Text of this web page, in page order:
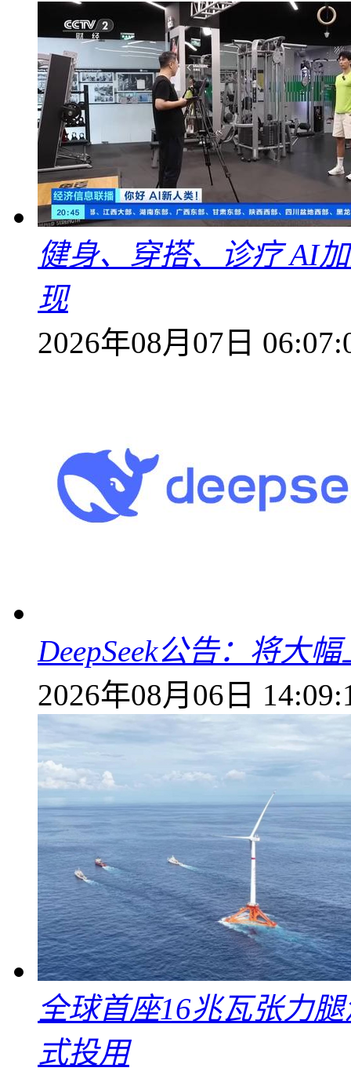
健身、穿搭、诊疗 AI
现
2026年08月07日
DeepSeek公告：将大
2026年08月06日
全球首座16兆瓦张力
式投用